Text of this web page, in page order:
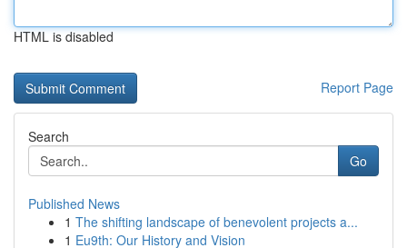
HTML is disabled
Report Page
Search
Go
Published News
1 The shifting landscape of benevolent projects a...
1 Eu9th: Our History and Vision